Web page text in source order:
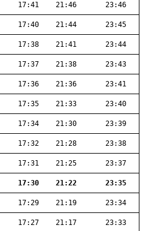
17:41 21:46 23:46
17:40 21:44 23:45
17:38 21:41 23:44
17:37 21:38 23:43
17:36 21:36 23:41
17:35 21:33 23:40
17:34 21:30 23:39
17:32 21:28 23:38
17:31 21:25 23:37
17:30 21:22 23:35
17:29 21:19 23:34
17:27 21:17 23:33